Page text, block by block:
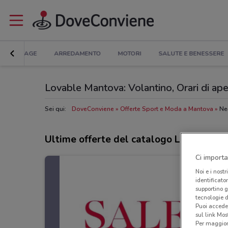
BRICOLAGE ARREDAMENTO MOTORI SALUTE E BENESSERE
Lovable Mantova: Volantino, Orari di
Sei qui: DoveConviene Offerte Sport e Moda a Mantova
Ultime offerte del catalogo Lovable
Ci
Noi e i nostri
supportino
tecnologie
Puoi
sul link
Per